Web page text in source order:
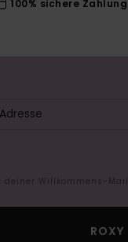
100% sichere Zahlung
Willkommens-Mail
ROXY